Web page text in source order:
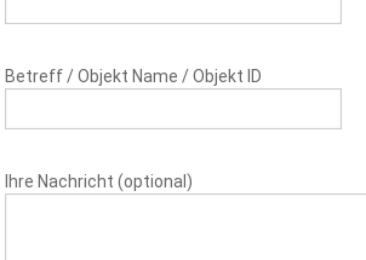
Betreff / Objekt Name / Objekt ID
Ihre Nachricht (optional)